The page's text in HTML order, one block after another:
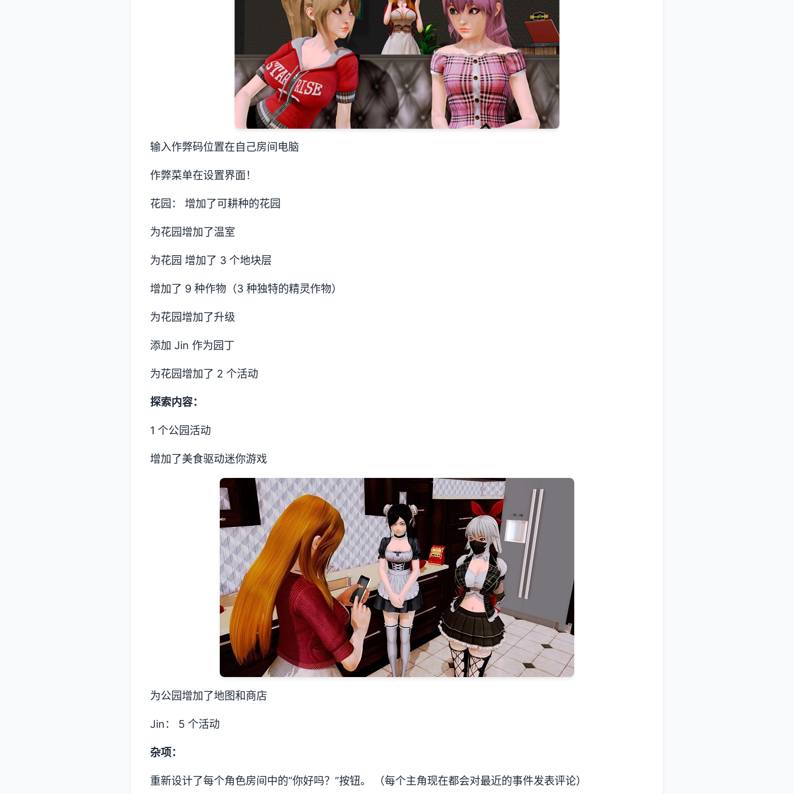
输入作弊码位置在自己房间电脑
作弊菜单在设置界面！
花园： 增加了可耕种的花园
为花园增加了温室
为花园 增加了 3 个地块层
增加了 9 种作物（3 种独特的精灵作物）
为花园增加了升级
添加 Jin 作为园丁
为花园增加了 2 个活动
探索内容：
1 个公园活动
增加了美食驱动迷你游戏
为公园增加了地图和商店
Jin： 5 个活动
杂项：
重新设计了每个角色房间中的“你好吗？”按钮。 （每个主角现在都会对最近的事件发表评论）